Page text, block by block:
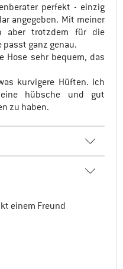
perfekt - einzig
angegeben. Mit meiner
aber trotzdem für die
ganz genau.
Hose sehr bequem, das
kurvigere Hüften. Ich
hübsche und gut
zu haben.
einem Freund